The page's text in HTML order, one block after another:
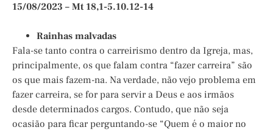
15/08/2023 – Mt 18,1-5.10.12-14
Rainhas malvadas
Fala-se tanto contra o carreirismo dentro da Igreja, mas,
principalmente, os que falam contra “fazer carreira” são
os que mais fazem-na. Na verdade, não vejo problema em
fazer carreira, se for para servir a Deus e aos irmãos
desde determinados cargos. Contudo, que não seja
ocasião para ficar perguntando-se “Quem é o maior no